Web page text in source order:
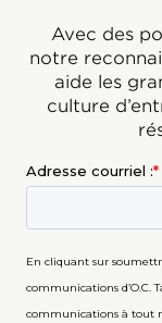
Avec des
notre
aide les
culture